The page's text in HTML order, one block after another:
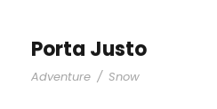
Porta Justo
Adventure / Snow